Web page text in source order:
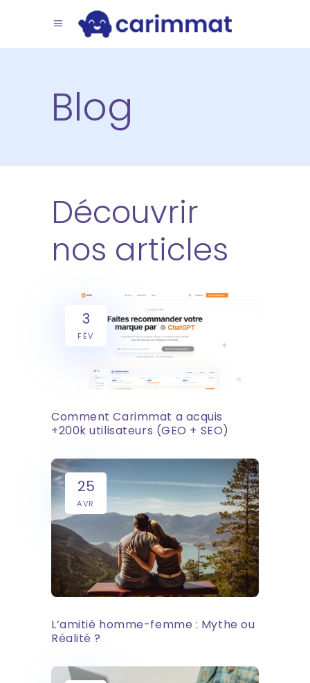
Blog
Découvrir
nos articles
3
FÉV
Comment Carimmat a acquis
+200k utilisateurs (GEO + SEO)
25
AVR
L’amitié homme-femme : Mythe ou
Réalité ?